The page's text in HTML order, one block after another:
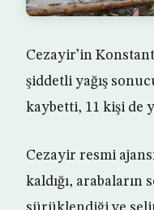
Cezayir’in
şiddetli yağış
kaybetti, 11 kişi de
Cezayir resmi
kaldığı, arabaların